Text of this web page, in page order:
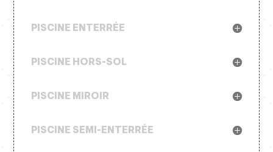
PISCINE ENTERRÉE
PISCINE HORS-SOL
PISCINE MIROIR
PISCINE SEMI-ENTERRÉE